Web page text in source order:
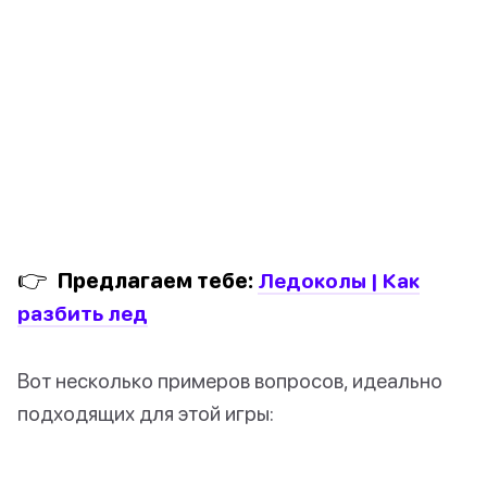
👉 Предлагаем тебе: Ледоколы | Как
разбить лед
Вот несколько примеров вопросов, идеально
подходящих для этой игры: